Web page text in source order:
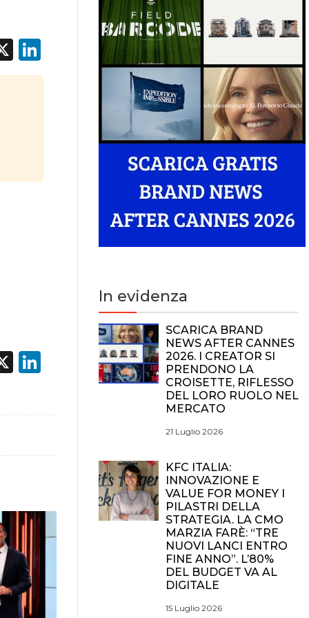
X LinkedIn
X LinkedIn
In evidenza
SCARICA BRAND
NEWS AFTER CANNES
2026. I CREATOR SI
PRENDONO LA
CROISETTE, RIFLESSO
DEL LORO RUOLO NEL
MERCATO
21 Luglio 2026
KFC ITALIA:
INNOVAZIONE E
VALUE FOR MONEY I
PILASTRI DELLA
STRATEGIA. LA CMO
MARZIA FARÈ: “TRE
NUOVI LANCI ENTRO
FINE ANNO”. L’80%
DEL BUDGET VA AL
DIGITALE
15 Luglio 2026